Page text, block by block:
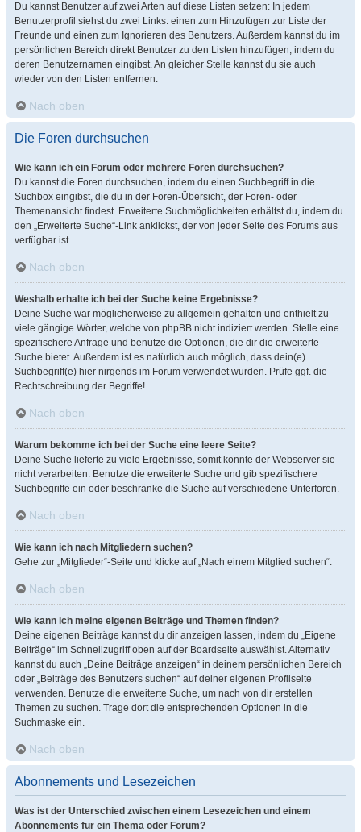
Du kannst Benutzer auf zwei Arten auf diese Listen setzen: In jedem
Benutzerprofil siehst du zwei Links: einen zum Hinzufügen zur Liste der
Freunde und einen zum Ignorieren des Benutzers. Außerdem kannst du im
persönlichen Bereich direkt Benutzer zu den Listen hinzufügen, indem du
deren Benutzernamen eingibst. An gleicher Stelle kannst du sie auch
wieder von den Listen entfernen.
Nach oben
Die Foren durchsuchen
Wie kann ich ein Forum oder mehrere Foren durchsuchen?
Du kannst die Foren durchsuchen, indem du einen Suchbegriff in die
Suchbox eingibst, die du in der Foren-Übersicht, der Foren- oder
Themenansicht findest. Erweiterte Suchmöglichkeiten erhältst du, indem du
den „Erweiterte Suche“-Link anklickst, der von jeder Seite des Forums aus
verfügbar ist.
Nach oben
Weshalb erhalte ich bei der Suche keine Ergebnisse?
Deine Suche war möglicherweise zu allgemein gehalten und enthielt zu
viele gängige Wörter, welche von phpBB nicht indiziert werden. Stelle eine
spezifischere Anfrage und benutze die Optionen, die dir die erweiterte
Suche bietet. Außerdem ist es natürlich auch möglich, dass dein(e)
Suchbegriff(e) hier nirgends im Forum verwendet wurden. Prüfe ggf. die
Rechtschreibung der Begriffe!
Nach oben
Warum bekomme ich bei der Suche eine leere Seite?
Deine Suche lieferte zu viele Ergebnisse, somit konnte der Webserver sie
nicht verarbeiten. Benutze die erweiterte Suche und gib spezifischere
Suchbegriffe ein oder beschränke die Suche auf verschiedene Unterforen.
Nach oben
Wie kann ich nach Mitgliedern suchen?
Gehe zur „Mitglieder“-Seite und klicke auf „Nach einem Mitglied suchen“.
Nach oben
Wie kann ich meine eigenen Beiträge und Themen finden?
Deine eigenen Beiträge kannst du dir anzeigen lassen, indem du „Eigene
Beiträge“ im Schnellzugriff oben auf der Boardseite auswählst. Alternativ
kannst du auch „Deine Beiträge anzeigen“ in deinem persönlichen Bereich
oder „Beiträge des Benutzers suchen“ auf deiner eigenen Profilseite
verwenden. Benutze die erweiterte Suche, um nach von dir erstellen
Themen zu suchen. Trage dort die entsprechenden Optionen in die
Suchmaske ein.
Nach oben
Abonnements und Lesezeichen
Was ist der Unterschied zwischen einem Lesezeichen und einem
Abonnements für ein Thema oder Forum?